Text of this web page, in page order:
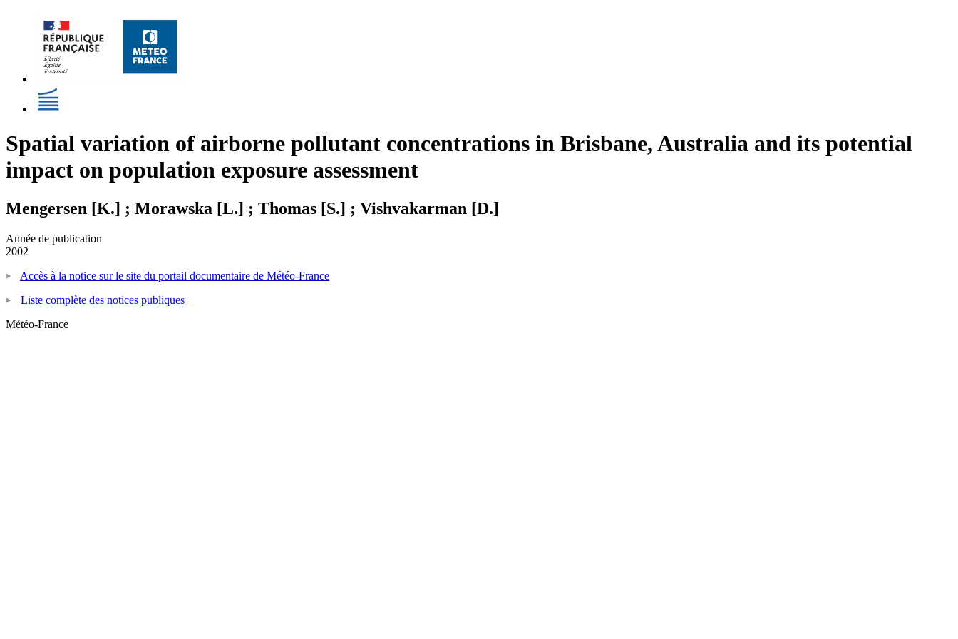
Spatial variation of airborne pollutant concentrations in Brisbane, Australia and its potential
impact on population exposure assessment
Mengersen [K.] ; Morawska [L.] ; Thomas [S.] ; Vishvakarman [D.]
Année de publication
2002
Accès à la notice sur le site du portail documentaire de Météo-France
Liste complète des notices publiques
Météo-France